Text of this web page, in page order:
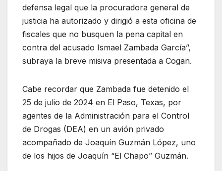
defensa legal que la procuradora general de
justicia ha autorizado y dirigió a esta oficina de
fiscales que no busquen la pena capital en
contra del acusado Ismael Zambada García”,
subraya la breve misiva presentada a Cogan.
Cabe recordar que Zambada fue detenido el
25 de julio de 2024 en El Paso, Texas, por
agentes de la Administración para el Control
de Drogas (DEA) en un avión privado
acompañado de Joaquín Guzmán López, uno
de los hijos de Joaquín “El Chapo” Guzmán.